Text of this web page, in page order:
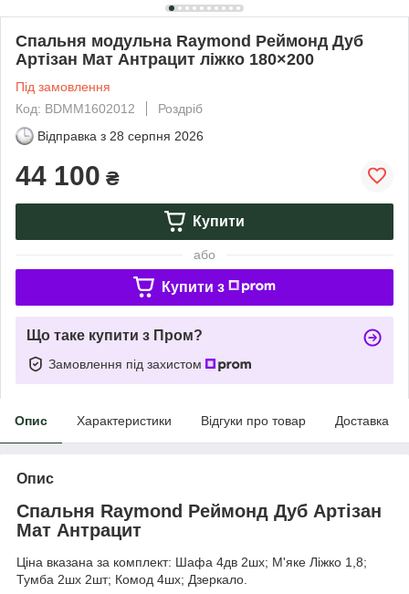
Спальня модульна Raymond Реймонд Дуб
Артізан Мат Антрацит ліжко 180×200
Під замовлення
Код: BDMM1602012
Роздріб
Відправка з 28 серпня 2026
44 100 ₴
Купити
або
Купити з
Що таке купити з Пром?
Замовлення під захистом
Опис Характеристики Відгуки про товар Доставка
Опис
Спальня Raymond Реймонд Дуб Артізан
Мат Антрацит
Ціна вказана за комплект: Шафа 4дв 2шх; М'яке Ліжко 1,8;
Тумба 2шх 2шт; Комод 4шх; Дзеркало.